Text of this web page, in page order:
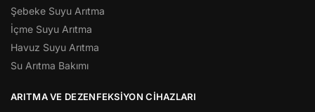
Şebeke Suyu Arıtma
İçme Suyu Arıtma
Havuz Suyu Arıtma
Su Arıtma Bakımı
ARITMA VE DEZENFEKSIYON CIHAZLARI